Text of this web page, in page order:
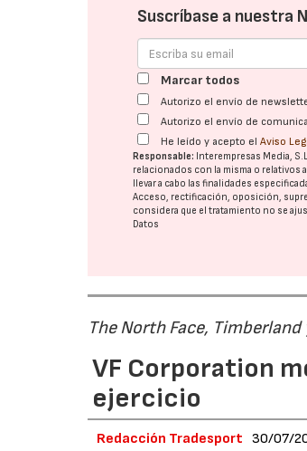
Suscríbase a nuestra
Marcar todos
Autorizo el envío de
Autorizo el envío de
He leído y acepto elAviso
Responsable: Interempresas Media,
relacionados con la misma o relativos
llevar a cabo las finalidades
Acceso, rectificación, oposición,
considera que el tratamiento no se
Datos
The North Face,
VF Corporation
ejercicio
Redacción Tradesport 30/07/